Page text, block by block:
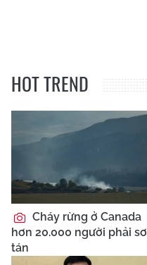
HOT TREND
Cháy rừng ở Canada
hơn 20.000 người phải sơ
tán